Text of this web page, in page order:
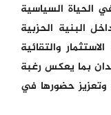
الحياة السياسية
البنية الحزبية
والتقائية
بما يعكس رغبة
وتعزيز حضورها في